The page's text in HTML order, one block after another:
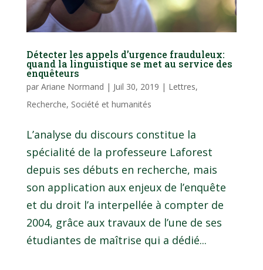
Détecter les appels d’urgence frauduleux:
quand la linguistique se met au service des
enquêteurs
par Ariane Normand | Juil 30, 2019 | Lettres,
Recherche, Société et humanités
L’analyse du discours constitue la
spécialité de la professeure Laforest
depuis ses débuts en recherche, mais
son application aux enjeux de l’enquête
et du droit l’a interpellée à compter de
2004, grâce aux travaux de l’une de ses
étudiantes de maîtrise qui a dédié...